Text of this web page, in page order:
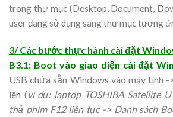
trong thư mục (Desktop, Document,
user đang sử dụng sang thư mục tương
3/ Các bước thực hành cài đặt
B3.1: Boot vào giao diện cài đặt
USB chứa sẵn Windows vào máy tính
lên (ví dụ: laptop TOSHIBA Satellite
thả phím F12 liên tục -> Danh sách